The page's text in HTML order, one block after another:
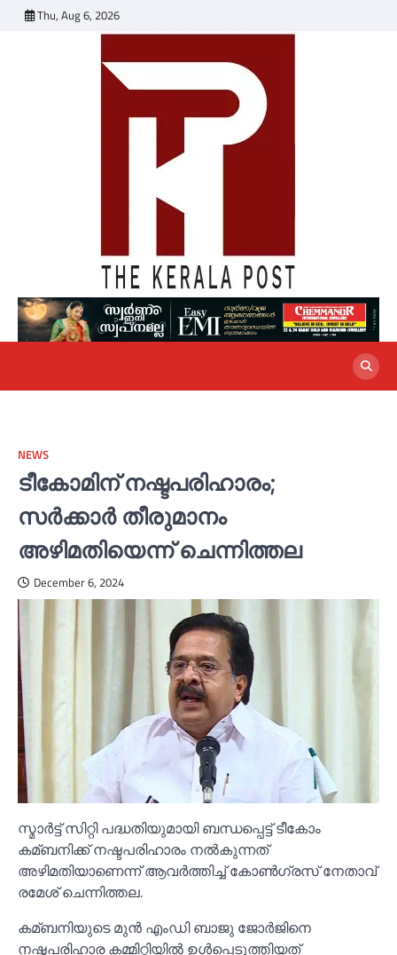
Thu, Aug 6, 2026
NEWS
ടീകോമിന് നഷ്ടപരിഹാരം;
സര്‍ക്കാര്‍ തീരുമാനം
അഴിമതിയെന്ന് ചെന്നിത്തല
December 6, 2024
സ്മാര്‍ട്ട് സിറ്റി പദ്ധതിയുമായി ബന്ധപ്പെട്ട് ടീകോം
കമ്ബനിക്ക് നഷ്ടപരിഹാരം നല്‍കുന്നത്
അഴിമതിയാണെന്ന് ആവര്‍ത്തിച്ച്‌ കോണ്‍ഗ്രസ് നേതാവ്
രമേശ് ചെന്നിത്തല.
കമ്ബനിയുടെ മുന്‍ എംഡി ബാജു ജോര്‍ജിനെ
നഷ്ടപരിഹാര കമ്മിറ്റിയില്‍ ഉള്‍പ്പെടുത്തിയത്